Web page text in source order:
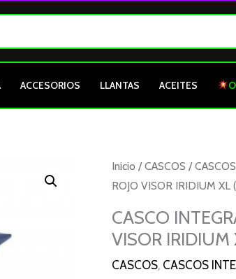
ACCESORIOS LLANTAS ACEITES
Inicio /CASCOS /
ROJO VISOR IRIDIUM XL
CASCO
VISOR
CASCOS, CASCOS